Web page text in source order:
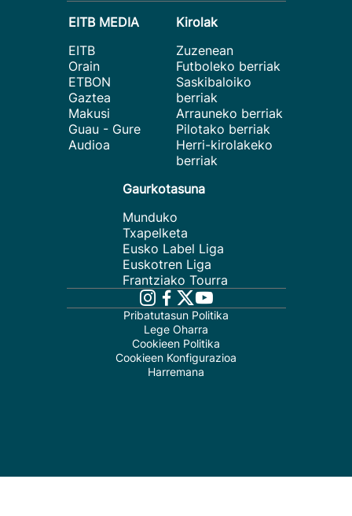
EITB MEDIA
EITB
Orain
ETBON
Gaztea
Makusi
Guau - Gure
Audioa
Kirolak
Zuzenean
Futboleko berriak
Saskibaloiko
berriak
Arrauneko berriak
Pilotako berriak
Herri-kirolakeko
berriak
Gaurkotasuna
Munduko
Txapelketa
Eusko Label Liga
Euskotren Liga
Frantziako Tourra
Pribatutasun Politika
Lege Oharra
Cookieen Politika
Cookieen Konfigurazioa
Harremana